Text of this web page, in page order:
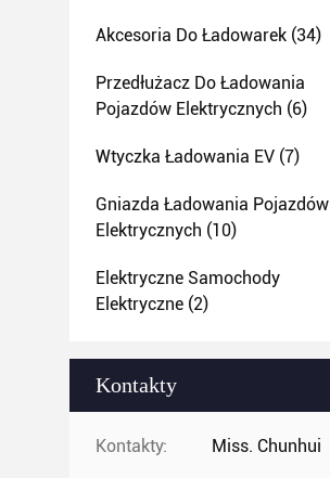
Akcesoria Do Ładowarek (34)
Przedłużacz Do Ładowania
Pojazdów Elektrycznych (6)
Wtyczka Ładowania EV (7)
Gniazda Ładowania Pojazdów
Elektrycznych (10)
Elektryczne Samochody
Elektryczne (2)
Kontakty
Kontakty: Miss. Chunhui